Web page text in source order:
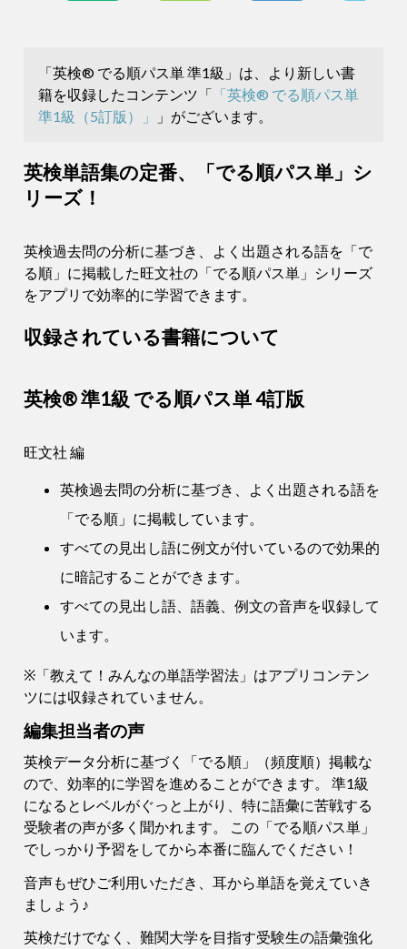
「英検® でる順パス単 準1級」は、より新しい書
籍を収録したコンテンツ「 「英検® でる順パス単
準1級（5訂版）」
」がございます。
英検単語集の定番、「でる順パス単」シ
リーズ！
英検過去問の分析に基づき、よく出題される語を「で
る順」に掲載した旺文社の「でる順パス単」シリーズ
をアプリで効率的に学習できます。
収録されている書籍について
英検® 準1級 でる順パス単 4訂版
旺文社 編
英検過去問の分析に基づき、よく出題される語を
「でる順」に掲載しています。
すべての見出し語に例文が付いているので効果的
に暗記することができます。
すべての見出し語、語義、例文の音声を収録して
います。
※「教えて！みんなの単語学習法」はアプリコンテン
ツには収録されていません。
編集担当者の声
英検データ分析に基づく「でる順」（頻度順）掲載な
ので、効率的に学習を進めることができます。 準1級
になるとレベルがぐっと上がり、特に語彙に苦戦する
受験者の声が多く聞かれます。 この「でる順パス単」
でしっかり予習をしてから本番に臨んでください！
音声もぜひご利用いただき、耳から単語を覚えていき
ましょう♪
英検だけでなく、難関大学を目指す受験生の語彙強化